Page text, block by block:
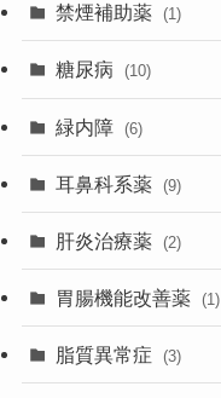
禁煙補助薬 (1)
糖尿病 (10)
緑内障 (6)
耳鼻科系薬 (9)
肝炎治療薬 (2)
胃腸機能改善薬 (1)
脂質異常症 (3)